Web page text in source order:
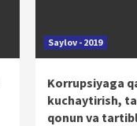
Saylov - 2019
Korrupsiyaga
kuchaytirish,
qonun va